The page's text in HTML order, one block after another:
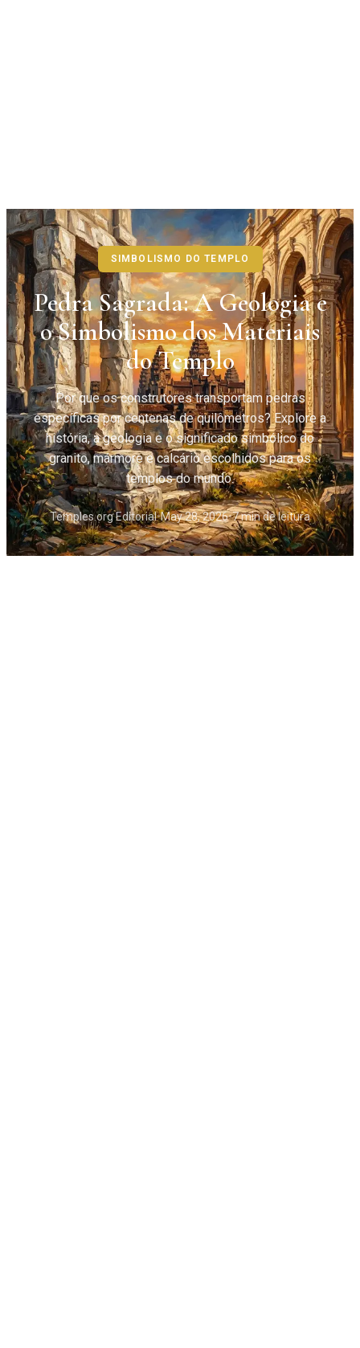
SIMBOLISMO DO TEMPLO
Pedra Sagrada: A Geologia e
o Simbolismo dos Materiais
do Templo
Por que os construtores transportam pedras
específicas por centenas de quilômetros? Explore a
história, a geologia e o significado simbólico do
granito, mármore e calcário escolhidos para os
templos do mundo.
Temples.org Editorial•May 28, 2026•7 min de leitura